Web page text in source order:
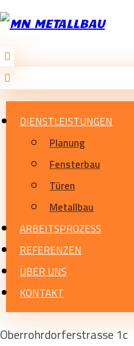
DIENSTLEISTUNGEN
Planung
Fensterbau
Türen
Metallbau
ARBEITSPROZESS
REFERENZEN
ÜBER UNS
KONTAKT
Oberrohrdorferstrasse 1c